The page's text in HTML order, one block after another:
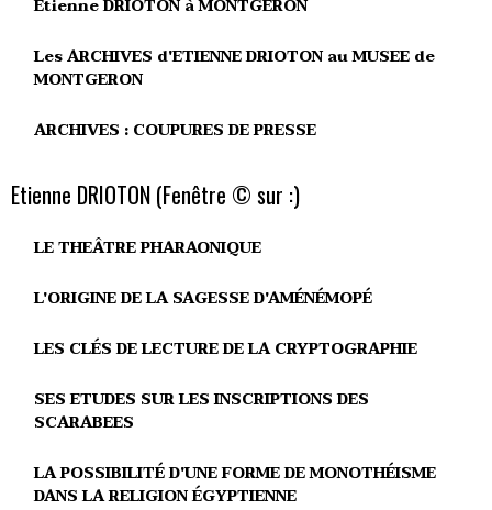
Etienne DRIOTON à MONTGERON
Les ARCHIVES d'ETIENNE DRIOTON au MUSEE de
MONTGERON
ARCHIVES : COUPURES DE PRESSE
Etienne DRIOTON (Fenêtre © sur :)
LE THEÂTRE PHARAONIQUE
L'ORIGINE DE LA SAGESSE D'AMÉNÉMOPÉ
LES CLÉS DE LECTURE DE LA CRYPTOGRAPHIE
SES ETUDES SUR LES INSCRIPTIONS DES
SCARABEES
LA POSSIBILITÉ D'UNE FORME DE MONOTHÉISME
DANS LA RELIGION ÉGYPTIENNE